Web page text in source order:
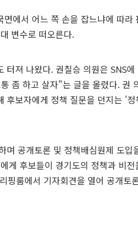
에서 어느 쪽 손을 잡느냐에 따라
변수로 떠오른다.
터져 나왔다. 권칠승 의원은 SNS
좀 하고 살자"는 글을 올렸다. 권
후보자에게 정책 질문을 던지는 '
며 공개토론 및 정책배심원제 도입
게 후보들이 경기도의 정책과 비전
핑룸에서 기자회견을 열어 공개토